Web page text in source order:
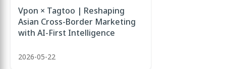
Vpon × Tagtoo | Reshaping
Asian Cross-Border Marketing
with AI-First Intelligence
2026-05-22